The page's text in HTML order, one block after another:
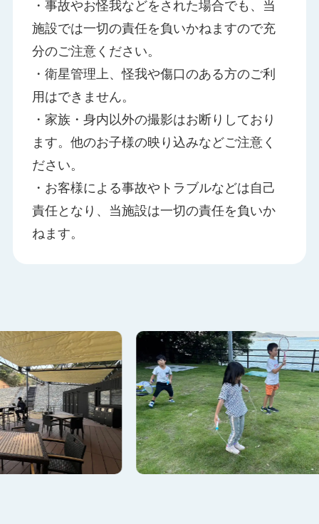
・事故やお怪我などをされた場合でも、当
施設では一切の責任を負いかねますので充
分のご注意ください。
・衛星管理上、怪我や傷口のある方のご利
用はできません。
・家族・身内以外の撮影はお断りしており
ます。他のお子様の映り込みなどご注意く
ださい。
・お客様による事故やトラブルなどは自己
責任となり、当施設は一切の責任を負いか
ねます。